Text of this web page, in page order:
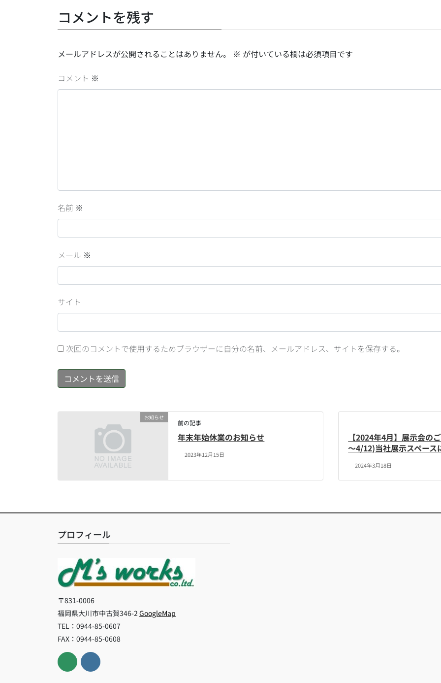
コメントを残す
メールアドレスが公開されることはありません。 ※ が付いている欄は必須項目です
コメント ※
名前 ※
メール ※
サイト
次回のコメントで使用するためブラウザーに自分の名前、メールアドレス、サイトを保存する。
お知らせ
前の記事
年末年始休業のお知らせ
2023年12月15日
【2024年4月】展示会の
～4/12)当社展示スペース
2024年3月18日
プロフィール
〒831-0006
福岡県大川市中古賀346-2 GoogleMap
TEL：0944-85-0607
FAX：0944-85-0608